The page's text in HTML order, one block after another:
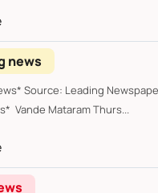
news
Source: Leading
Vande Mataram Thurs...